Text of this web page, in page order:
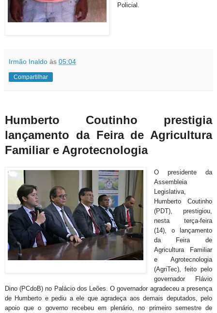
Policial.
Irmão Inaldo às 05:04
Compartilhar
Humberto Coutinho prestigia
lançamento da Feira de Agricultura
Familiar e Agrotecnologia
O presidente da
Assembleia
Legislativa,
Humberto Coutinho
(PDT), prestigiou,
nesta terça-feira
(14), o lançamento
da Feira de
Agricultura Familiar
e Agrotecnologia
(AgriTec), feito pelo
governador Flávio
Dino (PCdoB) no Palácio dos Leões. O governador agradeceu a presença
de Humberto e pediu a ele que agradeça aos demais deputados, pelo
apoio que o governo recebeu em plenário, no primeiro semestre de